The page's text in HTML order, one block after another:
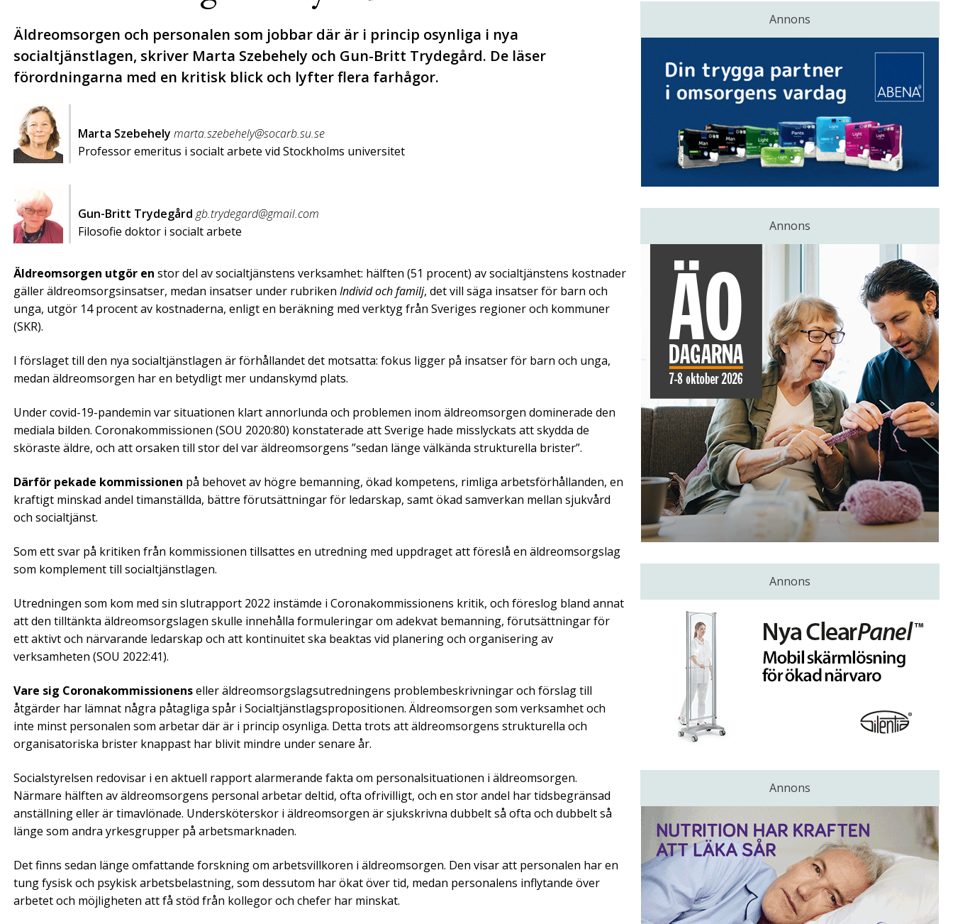
Äldreomsorgen och personalen som jobbar där är i princip osynliga i nya
socialtjänstlagen, skriver Marta Szebehely och Gun-Britt Trydegård. De läser
förordningarna med en kritisk blick och lyfter flera farhågor.
Marta Szebehely marta.szebehely@socarb.su.se
Professor emeritus i socialt arbete vid Stockholms universitet
Gun-Britt Trydegård gb.trydegard@gmail.com
Filosofie doktor i socialt arbete
Äldreomsorgen utgör en stor del av social­tjänstens verksamhet: hälften (51 procent) av socialtjänstens kostnader
gäller äldreomsorgsinsatser, medan insatser under rubriken Individ och familj, det vill säga insatser för barn och
unga, utgör 14 procent av kostnaderna, enligt en beräkning med verktyg från Sveriges regioner och kommuner
(SKR).
I förslaget till den nya socialtjänstlagen är förhållandet det motsatta: fokus ligger på insatser för barn och unga,
medan äldreomsorgen har en betydligt mer undanskymd plats.
Under covid-19-pandemin var situationen klart annorlunda och problemen inom äldre­omsorgen­­ dominerade den
mediala bilden. Coronakommissionen (SOU 2020:80) konstaterade att Sverige hade misslyckats att skydda de
sköraste äldre, och att orsaken till stor del var äldreomsorgens ”sedan länge välkända strukturella brister”.
Därför pekade kommissionen på behovet av högre bemanning, ökad kompe­tens, rimliga arbetsförhållanden, en
kraftigt minskad andel timanställda, bättre förutsättningar för ledarskap, samt ökad samverkan ­mellan sjukvård
och socialtjänst.
Som ett svar på kritiken från kommissionen tillsattes en utredning med uppdraget att före­slå en äldreomsorgslag
som komplement till socialtjänst­lagen.
Utredningen som kom med sin slutrapport 2022 instämde i Coronakommissionens kritik, och föreslog bland annat
att den till­tänkta äldreomsorgs­lagen skulle innehålla formuleringar om adekvat bemanning, förutsättningar för
ett aktivt och närvarande ledarskap och att kontinuitet ska beaktas vid planering och organisering av
verksamheten (SOU 2022:41).
Vare sig Coronakommissionenseller äldreomsorgslagsutredningens problembeskriv­ningar och förslag till
åtgärder har lämnat några påtagliga spår i Socialtjänstlagsproposi­tionen. Äldreomsorgen som verksamhet och
inte minst personalen som arbetar där är i princip osyn­liga.­ Detta trots att äldreom­sorgens strukturella och
organisatoriska brister knappast har blivit mindre under senare år.
Socialstyrelsen redovisar i en ak­tuell­ rapport alarmerande fakta om personalsituationen i äldre­omsorgen.
Närmare hälften av äldre­­om­sorgens personal arbetar deltid, ofta ofrivilligt, och en stor andel har tidsbegränsad
anställning eller är timavlönade. Undersköterskor i äldreomsorgen är sjukskrivna dubbelt så ofta och dubbelt så
länge som andra ­yrkes­grupper på arbetsmarknaden.
Det finns sedan länge omfattande forskning om arbetsvillkoren i äldreomsorgen. Den visar att personalen har en
tung fysisk och psykisk arbetsbelastning, som dessutom har ökat över tid, medan personalens inflytande över
arbetet och möjligheten att få stöd från kollegor och chefer har minskat.
Annons
Annons
Annons
Annons